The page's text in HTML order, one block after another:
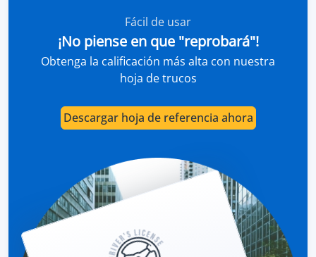
Fácil de usar
¡No piense en que "reprobará"!
Obtenga la calificación más alta con nuestra
hoja de trucos
Descargar hoja de referencia ahora